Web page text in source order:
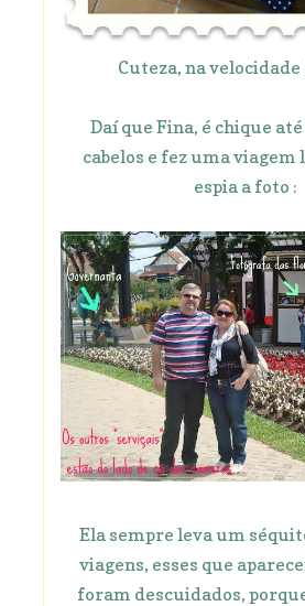
Cuteza, na velocidade
Daí que Fina, é chique
cabelos e fez uma viagem
espia a foto :
Ela sempre leva um
viagens, esses que
foram descuidados,